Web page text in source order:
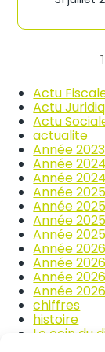
1
Actu
Actu
Actu
actualite
Année
Année
Année
Année
Année
Année
Année
Année
Année
Année
Année
chiffres
histoire
Le coin du